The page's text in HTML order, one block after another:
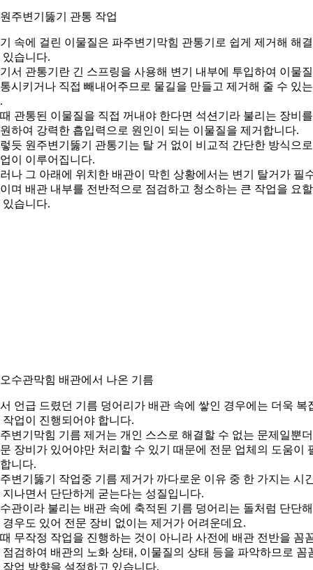
주변기뚫기 관통 작업
속에 걸린 이물질은 파주변기막힘 관통기로 쉽게 제거해 해
있습니다.
서 관통기란 긴 스프링을 사용해 변기 내부에 투입하여 이물
시키거나 직접 빼내어주므로 물길을 만들고 제거해 줄 수 있
관통된 이물질을 직접 꺼내야 한다면 석션기라 불리는 장비를
하여 강력한 흡입력으로 원인이 되는 이물질을 제거합니다.
듯 원주변기뚫기 관통기는 탈 거 없이 비교적 간단한 방식으로
이 이루어집니다.
나 그 아래에 위치한 배관이 막힌 상황에서는 변기 탈거가 필
며 배관 내부를 전반적으로 점검하고 청소하는 큰 작업을 요할
있습니다.
수관막힘 배관에서 나온 기름
언급 드렸던 기름 덩어리가 배관 속에 쌓인 경우에는 더욱 복
작업이 진행되어야 합니다.
변기막힘 기름 제거는 개인 스스로 해결할 수 없는 문제일뿐
장비가 있어야만 처리할 수 있기 때문에 전문 업체의 도움이
니다.
변기뚫기 작업중 기름 제거가 까다로운 이유 중 한 가지는 시
지나면서 단단하게 굳는다는 성질입니다.
관이라 불리는 배관 속에 축적된 기름 덩어리는 돌처럼 단단
경우도 있어 전문 장비 없이는 제거가 어려운데요.
무작정 작업을 진행하는 것이 아니라 사전에 배관 전반을 꼼
점검하여 배관의 노화 상태, 이물질의 상태 등을 파악하므로 꼼
작업 방향을 설정하고 있습니다.